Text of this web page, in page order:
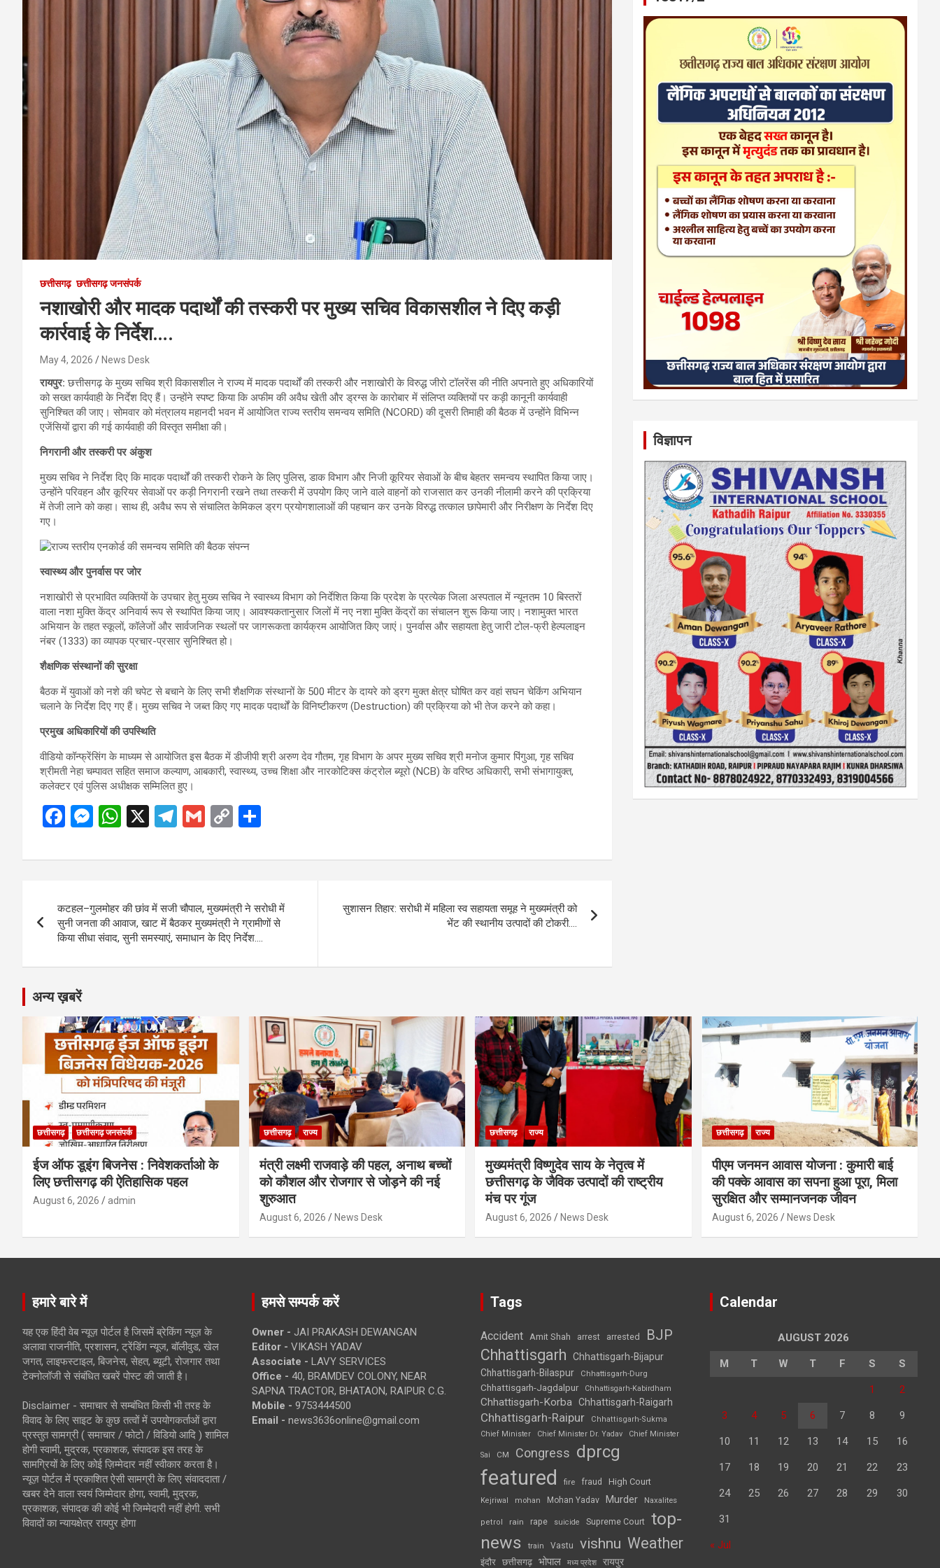
छत्तीसगढ़ छत्तीसगढ़ जनसंपर्क
नशाखोरी और मादक पदार्थों की तस्करी पर मुख्य सचिव विकासशील ने दिए कड़ी
कार्रवाई के निर्देश….
May 4, 2026 News Desk
रायपुर:छत्तीसगढ़ के मुख्य सचिव श्री विकासशील ने राज्य में मादक पदार्थों की तस्करी और नशाखोरी के विरुद्ध जीरो टॉलरेंस की नीति अपनाते हुए अधिकारियों
को सख्त कार्यवाही के निर्देश दिए हैं। उन्होंने स्पष्ट किया कि अफीम की अवैध खेती और ड्रग्स के कारोबार में संलिप्त व्यक्तियों पर कड़ी कानूनी कार्यवाही
सुनिश्चित की जाए। सोमवार को मंत्रालय महानदी भवन में आयोजित राज्य स्तरीय समन्वय समिति (NCORD) की दूसरी तिमाही की बैठक में उन्होंने विभिन्न
एजेंसियों द्वारा की गई कार्यवाही की विस्तृत समीक्षा की।
निगरानी और तस्करी पर अंकुश
मुख्य सचिव ने निर्देश दिए कि मादक पदार्थों की तस्करी रोकने के लिए पुलिस, डाक विभाग और निजी कूरियर सेवाओं के बीच बेहतर समन्वय स्थापित किया जाए।
उन्होंने परिवहन और कूरियर सेवाओं पर कड़ी निगरानी रखने तथा तस्करी में उपयोग किए जाने वाले वाहनों को राजसात कर उनकी नीलामी करने की प्रक्रिया
में तेजी लाने को कहा। साथ ही, अवैध रूप से संचालित केमिकल ड्रग प्रयोगशालाओं की पहचान कर उनके विरुद्ध तत्काल छापेमारी और निरीक्षण के निर्देश दिए
गए।
स्वास्थ्य और पुनर्वास पर जोर
नशाखोरी से प्रभावित व्यक्तियों के उपचार हेतु मुख्य सचिव ने स्वास्थ्य विभाग को निर्देशित किया कि प्रदेश के प्रत्येक जिला अस्पताल में न्यूनतम 10 बिस्तरों
वाला नशा मुक्ति केंद्र अनिवार्य रूप से स्थापित किया जाए। आवश्यकतानुसार जिलों में नए नशा मुक्ति केंद्रों का संचालन शुरू किया जाए। नशामुक्त भारत
अभियान के तहत स्कूलों, कॉलेजों और सार्वजनिक स्थलों पर जागरूकता कार्यक्रम आयोजित किए जाएं। पुनर्वास और सहायता हेतु जारी टोल-फ्री हेल्पलाइन
नंबर (1333) का व्यापक प्रचार-प्रसार सुनिश्चित हो।
शैक्षणिक संस्थानों की सुरक्षा
बैठक में युवाओं को नशे की चपेट से बचाने के लिए सभी शैक्षणिक संस्थानों के 500 मीटर के दायरे को ड्रग मुक्त क्षेत्र घोषित कर वहां सघन चेकिंग अभियान
चलाने के निर्देश दिए गए हैं। मुख्य सचिव ने जब्त किए गए मादक पदार्थों के विनिष्टीकरण (Destruction) की प्रक्रिया को भी तेज करने को कहा।
प्रमुख अधिकारियों की उपस्थिति
वीडियो कॉन्फ्रेंसिंग के माध्यम से आयोजित इस बैठक में डीजीपी श्री अरुण देव गौतम, गृह विभाग के अपर मुख्य सचिव श्री मनोज कुमार पिंगुआ, गृह सचिव
श्रीमती नेहा चम्पावत सहित समाज कल्याण, आबकारी, स्वास्थ्य, उच्च शिक्षा और नारकोटिक्स कंट्रोल ब्यूरो (NCB) के वरिष्ठ अधिकारी, सभी संभागायुक्त,
कलेक्टर एवं पुलिस अधीक्षक सम्मिलित हुए।
F
ce
o
o
k
M
se
g
er
W
at
A
p
p
X
T
e
a
m
G
ail
C
py
n
k
ar
navigation
कटहल–गुलमोहर की छांव में सजी चौपाल, मुख्यमंत्री ने सरोधी में
सुनी जनता की आवाज, खाट में बैठकर मुख्यमंत्री ने ग्रामीणों से
किया सीधा संवाद, सुनी समस्याएं, समाधान के दिए निर्देश….
सुशासन तिहार: सरोधी में महिला स्व सहायता समूह ने मुख्यमंत्री को
भेंट की स्थानीय उत्पादों की टोकरी….
विज्ञापन
अन्य ख़बरें
छत्तीसगढ़ छत्तीसगढ़ जनसंपर्क
ईज ऑफ डूइंग बिजनेस : निवेशकर्ताओ के
लिए छत्तीसगढ़ की ऐतिहासिक पहल
August 6, 2026 admin
छत्तीसगढ़ राज्य
मंत्री लक्ष्मी राजवाड़े की पहल, अनाथ बच्चों
को कौशल और रोजगार से जोड़ने की नई
शुरुआत
August 6, 2026 News Desk
छत्तीसगढ़ राज्य
मुख्यमंत्री विष्णुदेव साय के नेतृत्व में
छत्तीसगढ़ के जैविक उत्पादों की राष्ट्रीय
मंच पर गूंज
August 6, 2026 News Desk
छत्तीसगढ़ राज्य
पीएम जनमन आवास योजना : कुमारी बाई
की पक्के आवास का सपना हुआ पूरा, मिला
सुरक्षित और सम्मानजनक जीवन
August 6, 2026 News Desk
हमारे बारे में
यह एक हिंदी वेब न्यूज़ पोर्टल है जिसमें ब्रेकिंग न्यूज़ के
अलावा राजनीति, प्रशासन, ट्रेंडिंग न्यूज, बॉलीवुड, खेल
जगत, लाइफस्टाइल, बिजनेस, सेहत, ब्यूटी, रोजगार तथा
टेक्नोलॉजी से संबंधित खबरें पोस्ट की जाती है।
Disclaimer - समाचार से सम्बंधित किसी भी तरह के
विवाद के लिए साइट के कुछ तत्वों में उपयोगकर्ताओं द्वारा
प्रस्तुत सामग्री ( समाचार / फोटो / विडियो आदि ) शामिल
होगी स्वामी, मुद्रक, प्रकाशक, संपादक इस तरह के
सामग्रियों के लिए कोई ज़िम्मेदार नहीं स्वीकार करता है।
न्यूज़ पोर्टल में प्रकाशित ऐसी सामग्री के लिए संवाददाता /
खबर देने वाला स्वयं जिम्मेदार होगा, स्वामी, मुद्रक,
प्रकाशक, संपादक की कोई भी जिम्मेदारी नहीं होगी. सभी
विवादों का न्यायक्षेत्र रायपुर होगा
हमसे सम्पर्क करें
Owner - JAI PRAKASH DEWANGAN
Editor - VIKASH YADAV
Associate - LAVY SERVICES
Office - 40, BRAMDEV COLONY, NEAR
SAPNA TRACTOR, BHATAON, RAIPUR C.G.
Mobile - 9753444500
Email - news3636online@gmail.com
Tags
Accident Amit Shah arrest arrested BJP
Chhattisgarh
Chhattisgarh-Bijapur
Chhattisgarh-Bilaspur
Chhattisgarh-Durg
Chhattisgarh-Jagdalpur Chhattisgarh-Kabirdham
Chhattisgarh-Korba Chhattisgarh-Raigarh
Chhattisgarh-Raipur
Chhattisgarh-Sukma
Chief Minister
Chief Minister Dr. Yadav Chief Minister
Sai CM Congress dprcg
featured fire fraud High Court
Kejriwal mohan Mohan Yadav Murder Naxalites
petrol rain rape suicide Supreme Court top-
news
train Vastu vishnu Weather
इंदौर छत्तीसगढ़ भोपाल मध्य प्रदेश रायपुर
Calendar
AUGUST 2026
M T W T F S S
1 2
3 4 5 6 7 8 9
10 11 12 13 14 15 16
17 18 19 20 21 22 23
24 25 26 27 28 29 30
31
« Jul